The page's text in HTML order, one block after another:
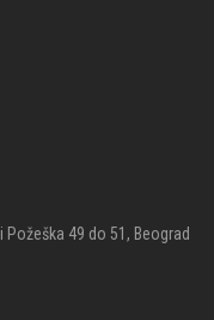
49 do 51, Beograd